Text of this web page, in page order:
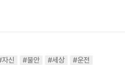
신 #불안 #세상
#운전